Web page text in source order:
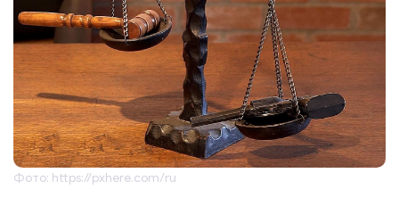
Фото: https://pxhere.com/ru